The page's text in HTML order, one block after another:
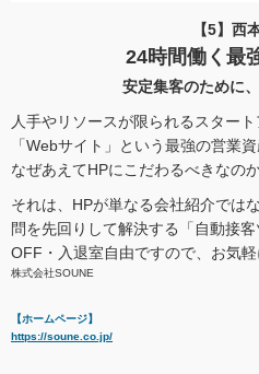
【5】西
24時間働く最
安定集客のために
人手やリソースが限られるスター
「Webサイト」という最強の営業
なぜあえてHPにこだわるべきなの
それは、HPが単なる会社紹介では
問を先回りして解決する「自動接
OFF・入退室自由ですので、お気
株式会社SOUNE
【ホームページ】
https://soune.co.jp/